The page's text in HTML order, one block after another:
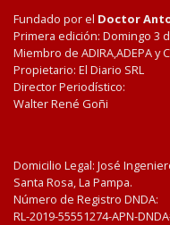
Fundado por el Doctor
Primera edición: Domingo 3
Miembro de ADIRA,ADEPA y
Propietario: El Diario SRL
Director Periodístico:
Walter René Goñi
Domicilio Legal: José
Santa Rosa, La Pampa.
Número de Registro DNDA:
RL-2019-55551274-APN-